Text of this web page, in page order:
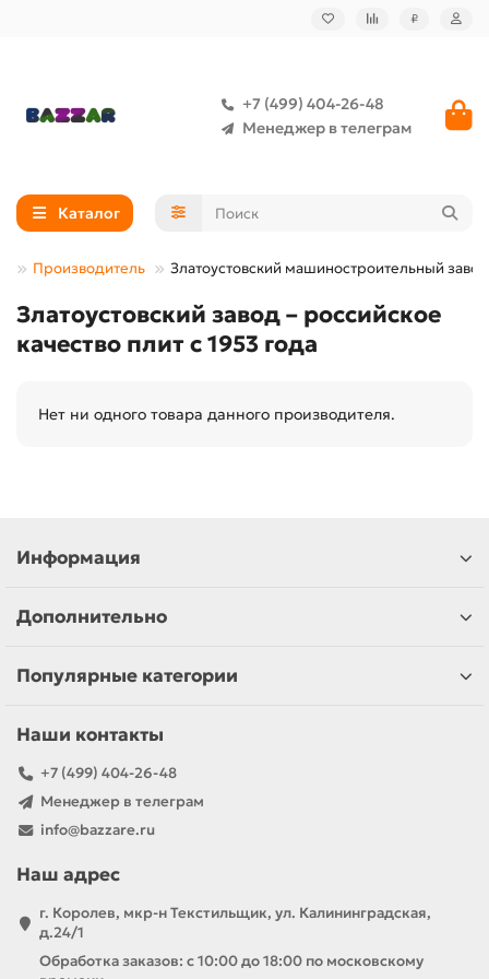
₽
+7 (499) 404-26-48
Менеджер в телеграм
Каталог
Производитель Златоустовский машиностроительный завод
Златоустовский завод – российское
качество плит с 1953 года
Нет ни одного товара данного производителя.
Информация
Дополнительно
Популярные категории
Наши контакты
+7 (499) 404-26-48
Менеджер в телеграм
info@bazzare.ru
Наш адрес
г. Королев, мкр-н Текстильщик, ул. Калининградская,
д.24/1
Обработка заказов: с 10:00 до 18:00 по московскому